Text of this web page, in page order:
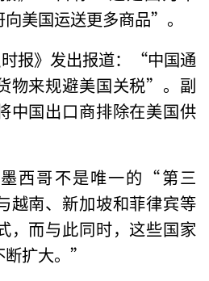
美国运送更多商品”。
报》发出报道：“中国通
物来规避美国关税”。副
中国出口商排除在美国供
西哥不是唯一的“第三
南、新加坡和菲律宾等
，而与此同时，这些国家
扩大。”